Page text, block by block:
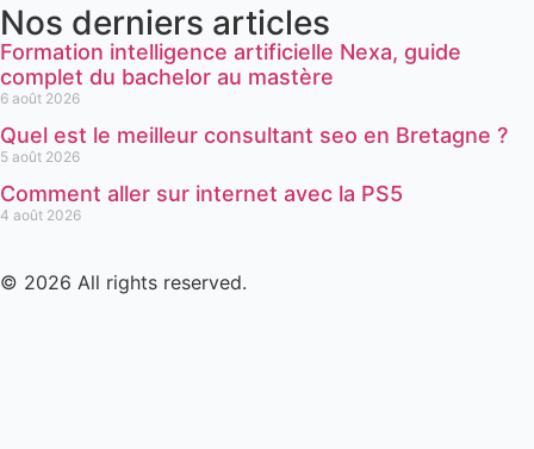
Nos derniers articles
Formation intelligence artificielle Nexa, guide
complet du bachelor au mastère
6 août 2026
Quel est le meilleur consultant seo en Bretagne ?
5 août 2026
Comment aller sur internet avec la PS5
4 août 2026
© 2026 All rights reserved.